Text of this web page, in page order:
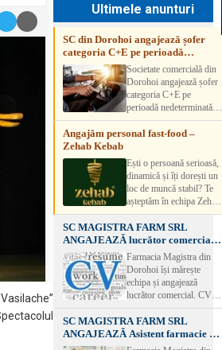
Ultimele anunturi
SC din Dorohoi angajează șofer
categoria C+E pe perioadă
nedeterminatăSocietate comercială din
Dorohoi angajează șofer
categoria C+E pe
perioadă nedeterminată.
Candidatul trebuie să
aibă experiență și atestat
detalii, vă rog să sunați la
numărul de telefon.
Angajăm personal fast-food –
Zehab Kebab
Ești o persoană serioasă,
dinamică și îți dorești un
loc de muncă stabil? Te
așteptăm în echipa Zehab
Kebab! Posturi
disponibile: -
SHAORMAR AJUTOR
BUCATAR 2/posturi -
LUCRATOR
COMERCIAL
VANZATOR /2 posturi
muncă Program flexibil
Salariu motivant, în
funcție de experienț
SC MAGISTRA FARM SRL
ANGAJEAZĂ lucrător comercial –
DOROHOI
Farmacia Magistra din
Dorohoi își mărește
echipa și angajează
lucrător comercial. CV-
urile se pot depune: * la
sediul Farmaciei
Magistra – Bulevardul
Victoriei nr. 23, Dorohoi
SC MAGISTRA FARM SRL
ANGAJEAZĂ Asistent farmacie –
DOROHOI